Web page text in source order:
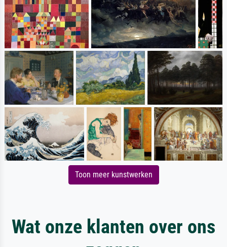
Toon meer kunstwerken
Wat onze klanten over ons